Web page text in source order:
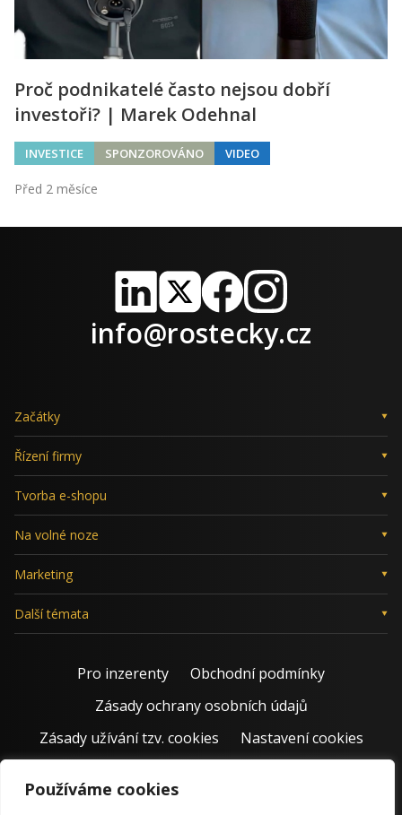
Používáme cookies
Proč podnikatelé často nejsou dobří
investoři? | Marek Odehnal
INVESTICE SPONZOROVÁNO VIDEO
Před 2 měsíce
LinkedIn
X FacebookInstagram
info@rostecky.cz
Začátky
Řízení firmy
Tvorba e-shopu
Na volné noze
Marketing
Další témata
Pro inzerenty
Obchodní podmínky
Zásady ochrany osobních údajů
Zásady užívání tzv. cookies
Nastavení cookies